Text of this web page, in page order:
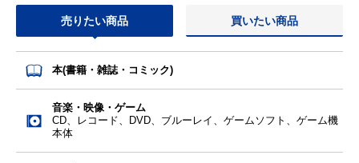
売りたい商品 買いたい商品
本(書籍・雑誌・コミック)
音楽・映像・ゲーム
CD、レコード、DVD、ブルーレイ、ゲームソフト、ゲーム機
本体